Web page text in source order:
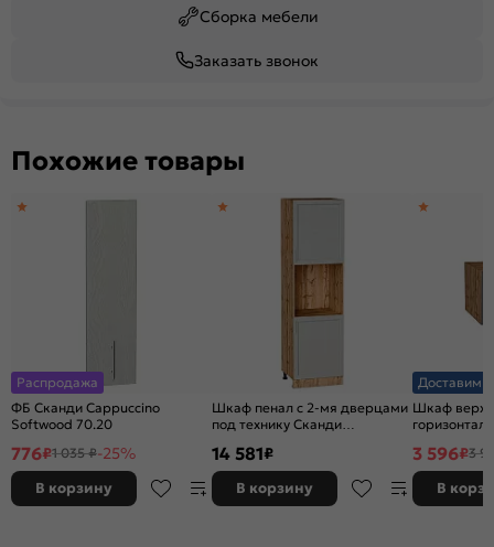
Сборка мебели
Заказать звонок
Похожие товары
Распродажа
ФБ Сканди Cappuccino
Softwood 70.20
776₽1 035 ₽-25%
В корзину
Шкаф пенал с 2-мя дверцами
под технику Сканди
Вотан 2132*600*576
14 581₽
В корзину
Доставим
Шкаф
Softwood
3 596₽3
В